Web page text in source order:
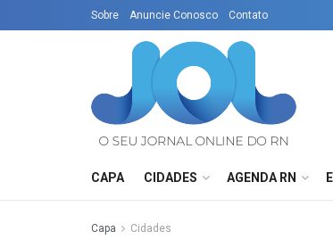
Sobre Anuncie Conosco Contato
CAPA CIDADES AGENDA RN
Capa Cidades